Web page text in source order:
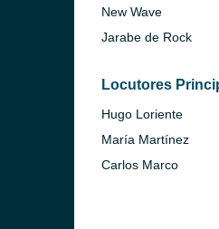
New Wave
Jarabe de Rock
Locutores
Hugo Loriente
María Martínez
Carlos Marco